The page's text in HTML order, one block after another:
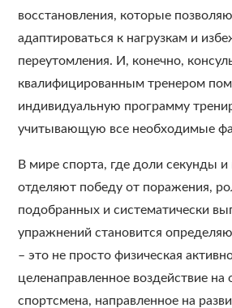
восстановления, которые
адаптироваться к нагрузкам и
переутомления. И, конечно,
квалифицированным тренером
индивидуальную программу
учитывающую все необходимые
В мире спорта, где доли секунды
отделяют победу от поражения,
подобранных и систематически
упражнений становится
– это не просто физическая
целенаправленное воздействие на
спортсмена, направленное на